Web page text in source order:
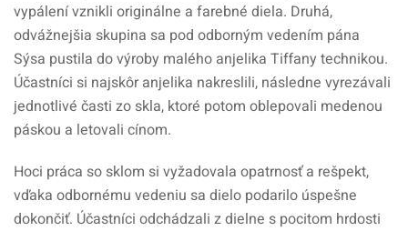
vypálení vznikli originálne a farebné diela. Druhá,
odvážnejšia skupina sa pod odborným vedením pána
Sýsa pustila do výroby malého anjelika Tiffany technikou.
Účastníci si najskôr anjelika nakreslili, následne vyrezávali
jednotlivé časti zo skla, ktoré potom oblepovali medenou
páskou a letovali cínom.
Hoci práca so sklom si vyžadovala opatrnosť a rešpekt,
vďaka odbornému vedeniu sa dielo podarilo úspešne
dokončiť. Účastníci odchádzali z dielne s pocitom hrdosti